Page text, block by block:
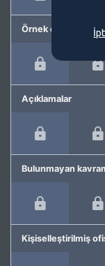
Örnek cümleler
Açıklamalar
Bulunmayan
Kişiselleştirilmiş